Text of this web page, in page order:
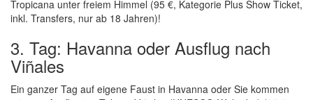
Tropicana unter freiem Himmel (95 €, Kategorie Plus Show Ticket,
inkl. Transfers, nur ab 18 Jahren)!
3. Tag: Havanna oder Ausflug nach
Viñales
Ein ganzer Tag auf eigene Faust in Havanna oder Sie kommen